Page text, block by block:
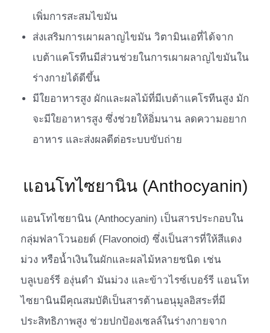
เพิ่มการสะสมไขมัน
ส่งเสริมการเผาผลาญไขมัน วิตามินเอที่ได้จาก
เบต้าแคโรทีนมีส่วนช่วยในการเผาผลาญไขมันใน
ร่างกายได้ดีขึ้น
มีใยอาหารสูง ผักและผลไม้ที่มีเบต้าแคโรทีนสูง มัก
จะมีใยอาหารสูง ซึ่งช่วยให้อิ่มนาน ลดความอยาก
อาหาร และส่งผลดีต่อระบบขับถ่าย
แอนโทไซยานิน (Anthocyanin)
แอนโทไซยานิน (Anthocyanin) เป็นสารประกอบใน
กลุ่มฟลาโวนอยด์ (Flavonoid) ซึ่งเป็นสารที่ให้สีแดง
ม่วง หรือน้ำเงินในผักและผลไม้หลายชนิด เช่น
บลูเบอร์รี องุ่นดำ มันม่วง และข้าวไรซ์เบอร์รี แอนโท
ไซยานินมีคุณสมบัติเป็นสารต้านอนุมูลอิสระที่มี
ประสิทธิภาพสูง ช่วยปกป้องเซลล์ในร่างกายจาก